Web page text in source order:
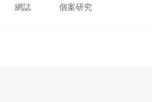
網誌 個案研究